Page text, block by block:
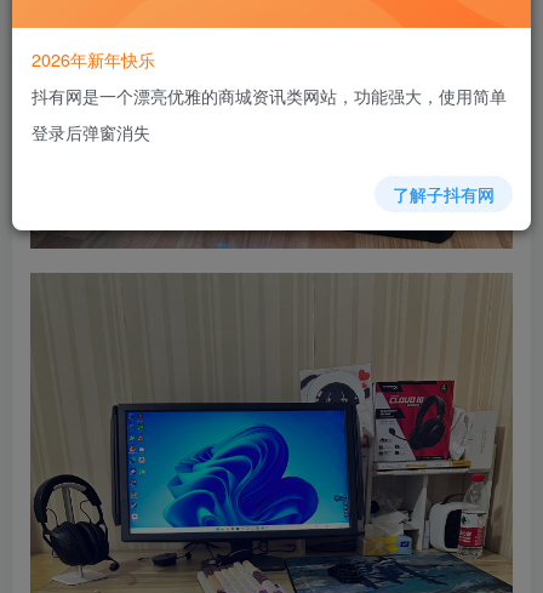
2026年新年快乐
抖有网是一个漂亮优雅的商城资讯类网站，功能强大，使用简单
登录后弹窗消失
了解子抖有网